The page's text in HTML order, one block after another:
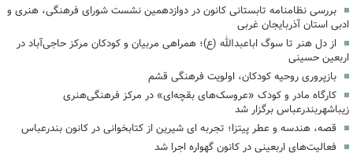
بررسی نظامنامه تابستانی کانون در دوازدهمین نشست شورای فرهنگی، هنری و
ادبی استان آذربایجان غربی
از دل هنر تا سوگ اباعبدالله (ع)؛ همراهی مربیان و کودکان مرکز حاجی‌آباد در
اربعین حسینی
بازپروری روحیه کودکان، اولویت فرهنگی قشم
کارگاه مادر و کودک «عروسک‌های بقچه‌ای» در مرکز فرهنگی‌هنری
زیباشهربندرعباس برگزار شد
قصه، هندسه و عطر پیتزا؛ تجربه ای شیرین از کتابخوانی در کانون بندرعباس
فعالیت‌های اربعینی در کانون گهواره اجرا شد